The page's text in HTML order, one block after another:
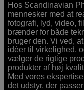
Hos Scandinavian
mennesker med at
fotografi, lyd, video,
brænder for både
bruger den. Vi ved,
idéer til virkelighed,
vælger de rigtige
produkter af høj
Med vores
det udstyr, der